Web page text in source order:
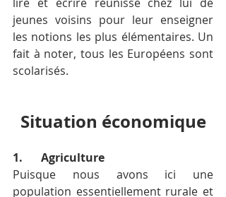
jeunes voisins pour leur enseigner
les notions les plus élémentaires. Un
fait à noter, tous les Européens sont
scolarisés.
Situation économique
1.	Agriculture
Puisque nous avons ici une
population essentiellement rurale et